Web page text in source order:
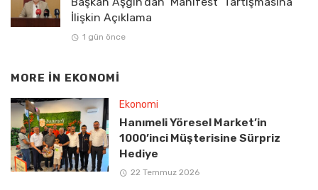
İlişkin Açıklama
1 gün önce
MORE IN EKONOMI
Ekonomi
Hanımeli Yöresel Market’in
1000’inci Müşterisine Sürpriz
Hediye
22 Temmuz 2026